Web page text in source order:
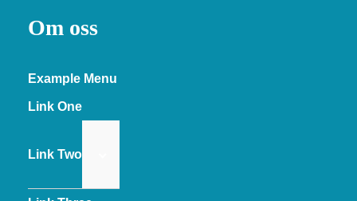
Om oss
Example Menu
Link One
Link Two